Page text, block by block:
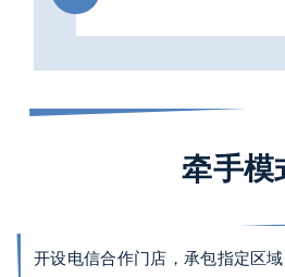
0
牵手模
开设电信合作门店，承包指定区域